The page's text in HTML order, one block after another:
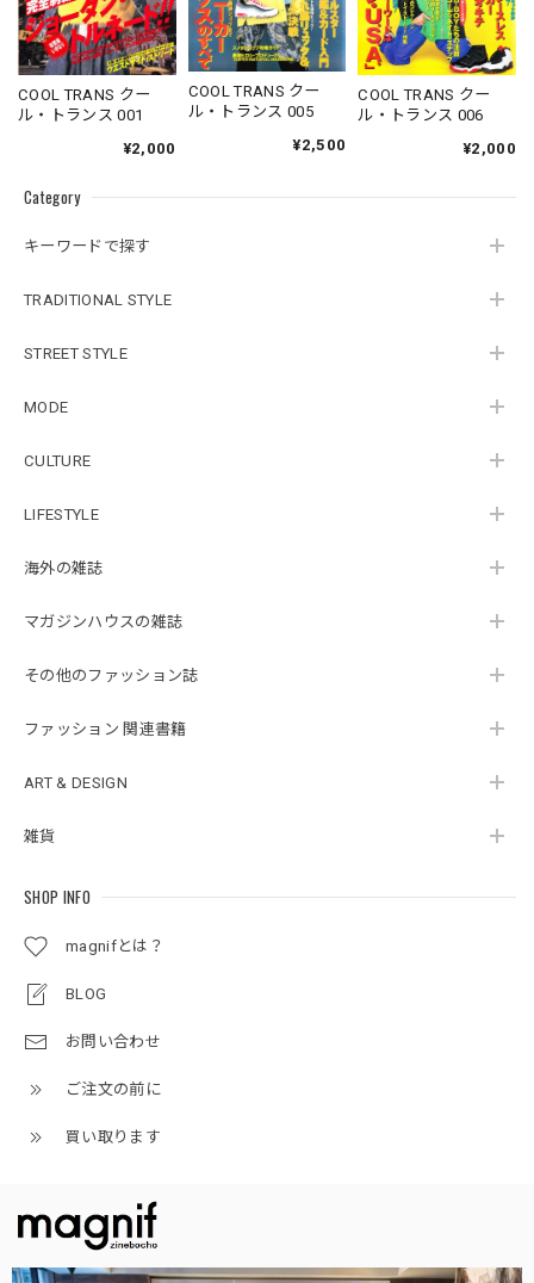
Category
キーワードで探す
TRADITIONAL STYLE
STREET STYLE
MODE
CULTURE
LIFESTYLE
海外の雑誌
マガジンハウスの雑誌
その他のファッション誌
ファッション 関連書籍
ART & DESIGN
雑貨
SHOP INFO
magnifとは？
BLOG
お問い合わせ
ご注文の前に
買い取ります
COOL TRANS クー
ル・トランス 001
¥2,000
COOL TRANS クー
ル・トランス 005
¥2,500
COOL TRANS クー
ル・トランス 006
¥2,000